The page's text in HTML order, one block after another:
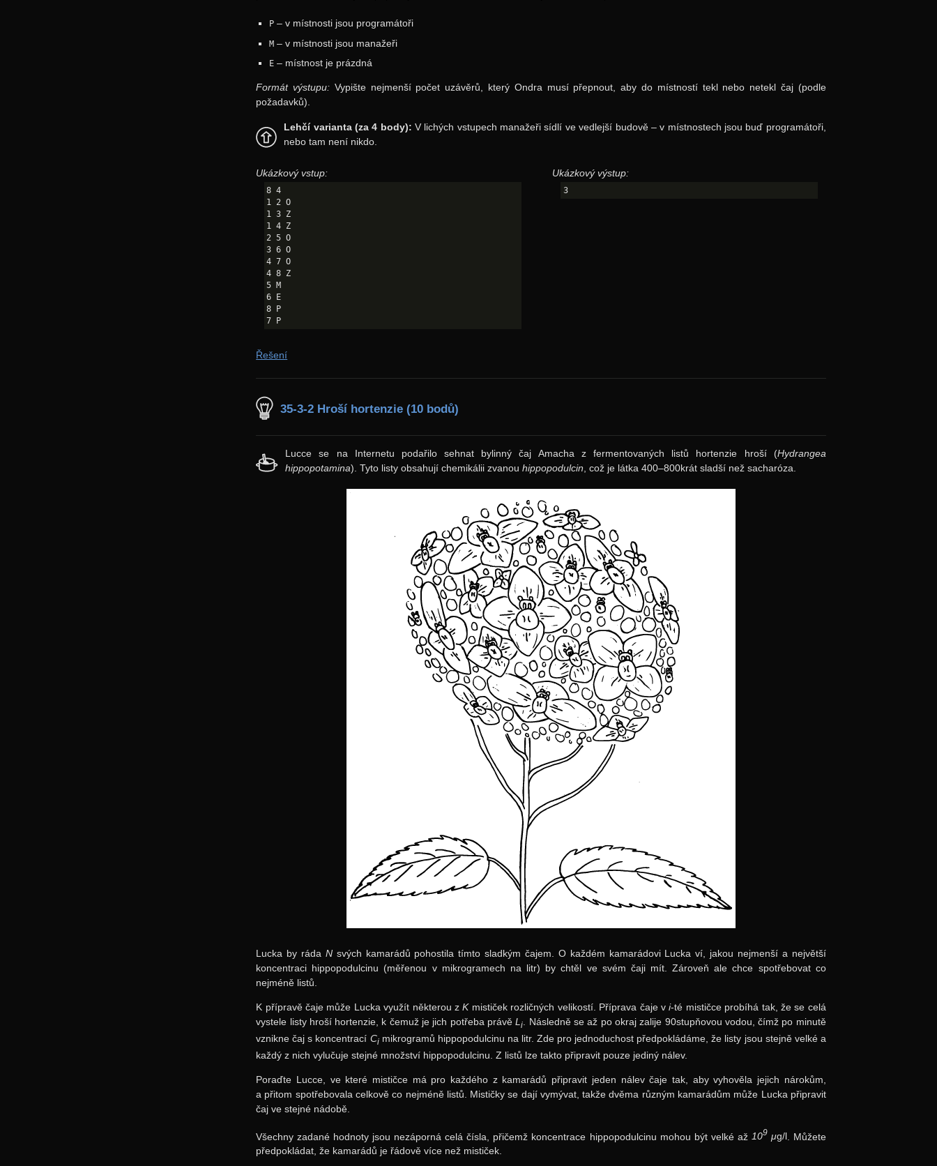
P– v místnosti jsou programátoři
M– v místnosti jsou manažeři
E– místnost je prázdná
Formát výstupu: Vypište nejmenší počet uzávěrů, který Ondra musí přepnout, aby do místností tekl nebo netekl čaj (podle
požadavků).
Lehčí varianta (za 4 body): V lichých vstupech manažeři sídlí ve vedlejší budově – v místnostech jsou buď programátoři,
nebo tam není nikdo.
Ukázkový vstup:
8 4
1 2 O
1 3 Z
1 4 Z
2 5 O
3 6 O
4 7 O
4 8 Z
5 M
6 E
8 P
Ukázkový výstup:
3
Řešení
35-3-2 Hroší hortenzie (10 bodů)
Lucce se na Internetu podařilo sehnat bylinný čaj Amacha z fermentovaných listů hortenzie hroší (Hydrangea
hippopotamina). Tyto listy obsahují chemikálii zvanouhippopodulcin , což je látka 400–800krát sladší než sacharóza.
Lucka by ráda Nsvých kamarádů pohostila tímto sladkým čajem. O každém kamarádovi Lucka ví, jakou nejmenší a největší
koncentraci hippopodulcinu (měřenou v mikrogramech na litr) by chtěl ve svém čaji mít. Zároveň ale chce spotřebovat co
nejméně listů.
K přípravě čaje může Lucka využít některou zKmističek rozličných velikostí. Příprava čaje vi-té mističce probíhá tak, že se celá
vystele listy hroší hortenzie, k čemuž je jich potřeba právěL i . Následně se až po okraj zalije 90stupňovou vodou, čímž po minutě
vznikne čaj s koncentrací Cimikrogramů hippopodulcinu na litr. Zde pro jednoduchost předpokládáme, že listy jsou stejně velké a
každý z nich vylučuje stejné množství hippopodulcinu. Z listů lze takto připravit pouze jediný nálev.
Poraďte Lucce, ve které mističce má pro každého z kamarádů připravit jeden nálev čaje tak, aby vyhověla jejich nárokům,
a přitom spotřebovala celkově co nejméně listů. Mističky se dají vymývat, takže dvěma různým kamarádům může Lucka připravit
čaj ve stejné nádobě.
Všechny zadané hodnoty jsou nezáporná celá čísla, přičemž koncentrace hippopodulcinu mohou být velké až 109μg/l. Můžete
předpokládat, že kamarádů je řádově více než mističek.